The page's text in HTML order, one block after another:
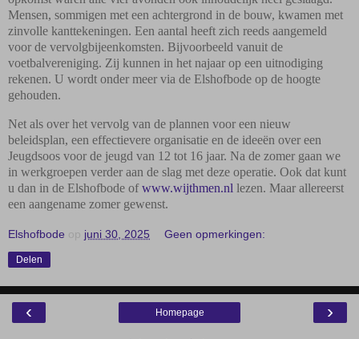
Mensen, sommigen met een achtergrond in de bouw, kwamen met
zinvolle kanttekeningen. Een aantal heeft zich reeds aangemeld
voor de vervolgbijeenkomsten. Bijvoorbeeld vanuit de
voetbalvereniging. Zij kunnen in het najaar op een uitnodiging
rekenen. U wordt onder meer via de Elshofbode op de hoogte
gehouden.
Net als over het vervolg van de plannen voor een nieuw
beleidsplan, een effectievere organisatie en de ideeën over een
Jeugdsoos voor de jeugd van 12 tot 16 jaar. Na de zomer gaan we
in werkgroepen verder aan de slag met deze operatie. Ook dat kunt
u dan in de Elshofbode ofwww.wijthmen.nl lezen. Maar allereerst
een aangename zomer gewenst.
Elshofbode op juni 30, 2025 Geen opmerkingen:
Delen
‹ ›
Homepage